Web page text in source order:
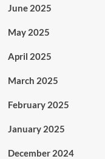
June 2025
May 2025
April 2025
March 2025
February 2025
January 2025
December 2024